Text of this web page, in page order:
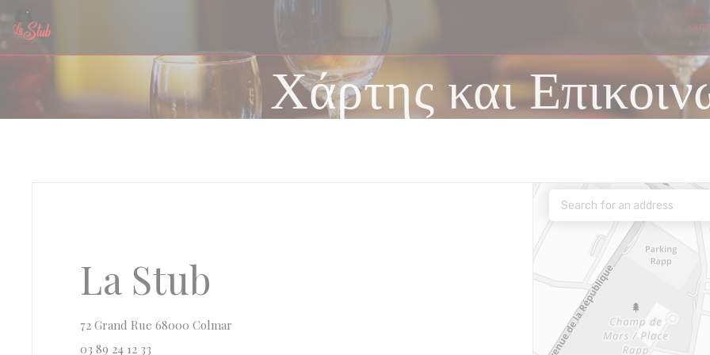
Πίνακας διαχείρισης "Μπισκότων" (Cookies)
Χάρτης και
La Stub
72 Grand Rue 68000 Colmar
03 89 24 12 33